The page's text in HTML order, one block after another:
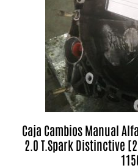
Caja Cambios Manual
2.0 T.Spark Distinctive